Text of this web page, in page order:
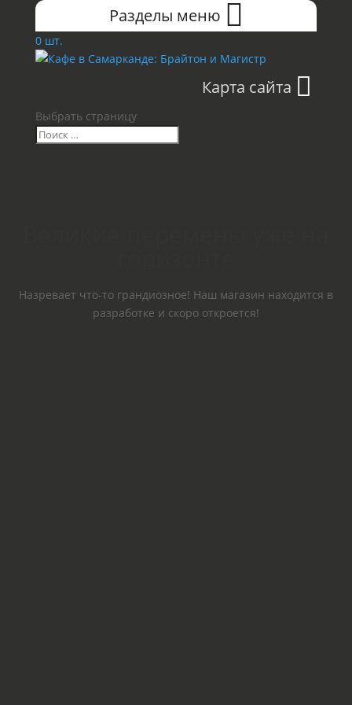
Разделы меню
0 шт.
Карта сайта
Выбрать страницу
Назревает что-то грандиозное! Наш магазин находится в
разработке и скоро откроется!